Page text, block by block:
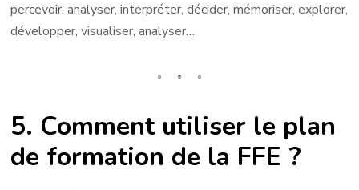
percevoir, analyser, interpréter, décider, mémoriser, explorer,
développer, visualiser, analyser…
5. Comment utiliser le plan
de formation de la FFE ?